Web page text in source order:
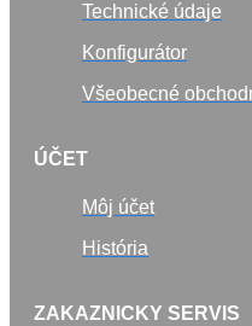
Technické údaje
Konfigurátor
Všeobecné
ÚČET
Môj účet
História
ZAKAZNICKY SERVIS